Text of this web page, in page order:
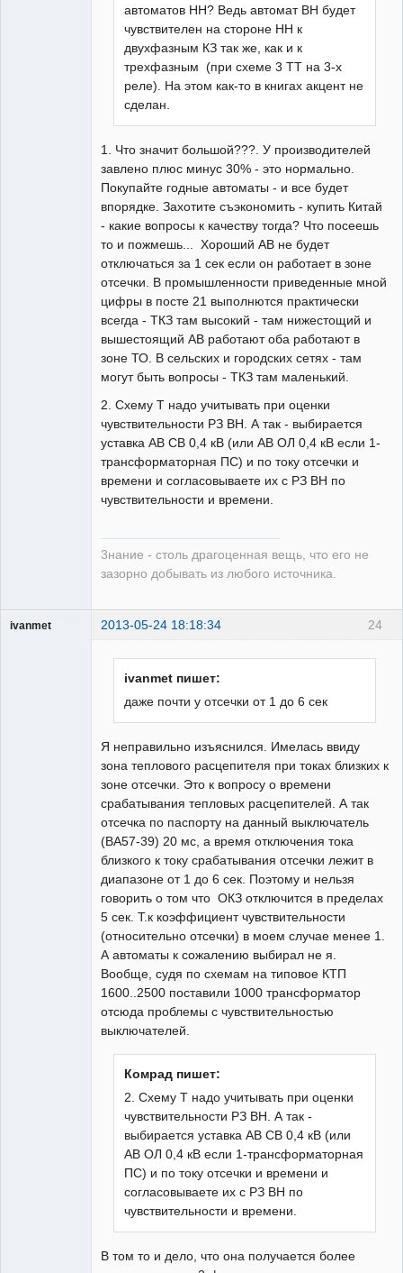
автоматов НН? Ведь автомат ВН будет
чувствителен на стороне НН к
двухфазным КЗ так же, как и к
трехфазным (при схеме 3 ТТ на 3-х
реле). На этом как-то в книгах акцент не
сделан.
1. Что значит большой???. У производителей
завлено плюс минус 30% - это нормально.
Покупайте годные автоматы - и все будет
впорядке. Захотите съэкономить - купить Китай
- какие вопросы к качеству тогда? Что посеешь
то и пожмешь... Хороший АВ не будет
отключаться за 1 сек если он работает в зоне
отсечки. В промышленности приведенные мной
цифры в посте 21 выполнются практически
всегда - ТКЗ там высокий - там нижестощий и
вышестоящий АВ работают оба работают в
зоне ТО. В сельских и городских сетях - там
могут быть вопросы - ТКЗ там маленький.
2. Схему Т надо учитывать при оценки
чувствительности РЗ ВН. А так - выбирается
уставка АВ СВ 0,4 кВ (или АВ ОЛ 0,4 кВ если 1-
трансформаторная ПС) и по току отсечки и
времени и согласовываете их с РЗ ВН по
чувствительности и времени.
3нание - столь драгоценная вещь, что его не
зазорно добывать из любого источника.
24
ivanmet 2013-05-24 18:18:34
ivanmet пишет:
даже почти у отсечки от 1 до 6 сек
Я неправильно изъяснился. Имелась ввиду
зона теплового расцепителя при токах близких к
зоне отсечки. Это к вопросу о времени
срабатывания тепловых расцепителей. А так
отсечка по паспорту на данный выключатель
(ВА57-39) 20 мс, а время отключения тока
близкого к току срабатывания отсечки лежит в
диапазоне от 1 до 6 сек. Поэтому и нельзя
говорить о том что ОКЗ отключится в пределах
5 сек. Т.к коэффициент чувствительности
(относительно отсечки) в моем случае менее 1.
А автоматы к сожалению выбирал не я.
Вообще, судя по схемам на типовое КТП
1600..2500 поставили 1000 трансформатор
отсюда проблемы с чувствительностью
выключателей.
Комрад пишет:
2. Схему Т надо учитывать при оценки
чувствительности РЗ ВН. А так -
выбирается уставка АВ СВ 0,4 кВ (или
АВ ОЛ 0,4 кВ если 1-трансформаторная
ПС) и по току отсечки и времени и
согласовываете их с РЗ ВН по
чувствительности и времени.
В том то и дело, что она получается более